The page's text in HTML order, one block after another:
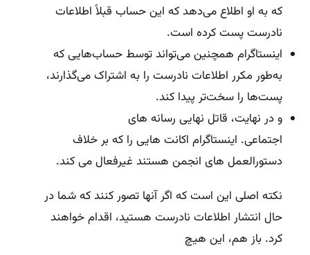
که به او اطلاع می‌دهد که این حساب قبلاً اطلاعات
نادرست پست کرده است.
اینستاگرام همچنین می‌تواند توسط حساب‌هایی که
به‌طور مکرر اطلاعات نادرست را به اشتراک می‌گذارند،
پست‌ها را سخت‌تر پیدا کند.
و در نهایت، قاتل نهایی رسانه های
اجتماعی. اینستاگرام اکانت هایی را که بر خلاف
دستورالعمل های انجمن هستند غیرفعال می کند.
نکته اصلی این است که اگر آنها تصور کنند که شما در
حال انتشار اطلاعات نادرست هستید، اقدام خواهند
کرد. باز هم، این هیچ